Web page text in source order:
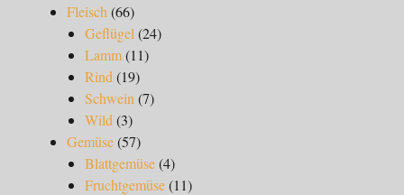
Fleisch (66)
Geflügel (24)
Lamm(11)
Rind (19)
Schwein (7)
Wild (3)
Gemüse(57)
Blattgemüse(4)
Fruchtgemüse(11)